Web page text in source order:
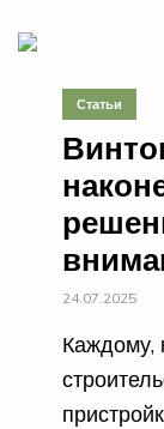
Статьи
24.07.2025
Каждому,